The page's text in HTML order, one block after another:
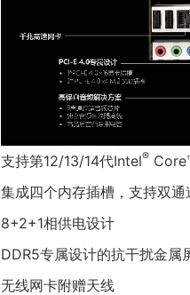
支持第12/13/14代Intel®
集成四个内存插槽，支持双
8+2+1相供电设计​​
DDR5专属设计的抗干扰金属
无线网卡附赠天线​​